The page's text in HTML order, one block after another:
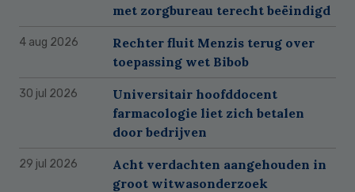
met zorgbureau terecht beëindigd
4 aug 2026
Rechter fluit Menzis terug over
toepassing wet Bibob
30 jul 2026
Universitair hoofddocent
farmacologie liet zich betalen
door bedrijven
29 jul 2026
Acht verdachten aangehouden in
groot witwasonderzoek